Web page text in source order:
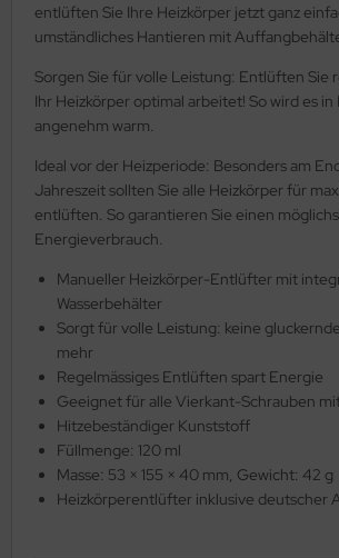
entlüften Sie Ihre Heizkörper jetzt ganz
umständliches Hantieren mit
Sorgen Sie für volle Leistung: Entlüften Sie
Ihr Heizkörper optimal arbeitet! So wird es in
angenehm warm.
Ideal vor der Heizperiode: Besonders am
Jahreszeit sollten Sie alle Heizkörper für
entlüften. So garantieren Sie einen
Energieverbrauch.
Manueller Heizkörper-Entlüfter mit
Wasserbehälter
Sorgt für volle Leistung: keine
mehr
Regelmässiges Entlüften spart Energie
Geeignet für alle Vierkant-Schrauben
Hitzebeständiger Kunststoff
Füllmenge: 120 ml
Masse: 53 × 155 × 40 mm, Gewicht: 42 g
Heizkörperentlüfter inklusive deutscher